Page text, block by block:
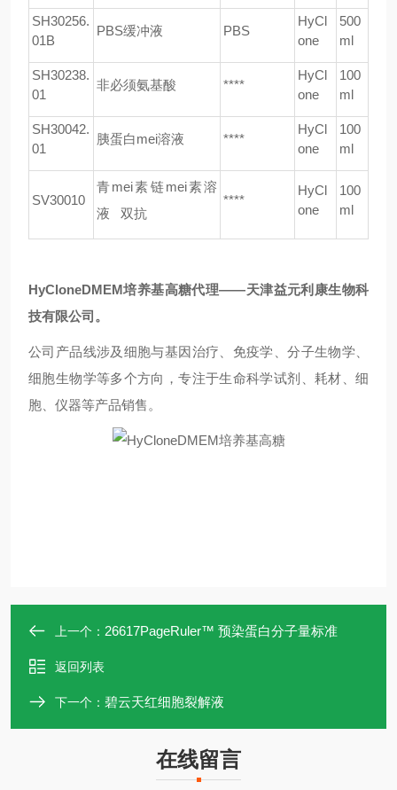
SH30256.
01B
PBS缓冲液 PBS
HyCl
one
500
ml
SH30238.
01
非必须氨基酸 ****
HyCl
one
100
ml
SH30042.
01
胰蛋白mei溶液 ****
HyCl
one
100
ml
SV30010
青mei素链mei素溶
液
双抗
****
HyCl
one
100
ml
HyCloneDMEM培养基高糖代理——天津益元利康生物科
技有限公司。
公司产品线涉及细胞与基因治疗、免疫学、分子生物学、
细胞生物学等多个方向，专注于生命科学试剂、耗材、细
胞、仪器等产品销售 。
上一个： 26617PageRuler™ 预染蛋白分子量标准
返回列表
下一个： 碧云天红细胞裂解液
在线留言